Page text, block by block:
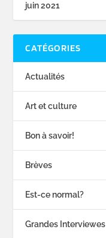
juin 2021
CATÉGORIES
Actualités
Art et culture
Bon à savoir!
Brèves
Est-ce normal?
Grandes Interviewes